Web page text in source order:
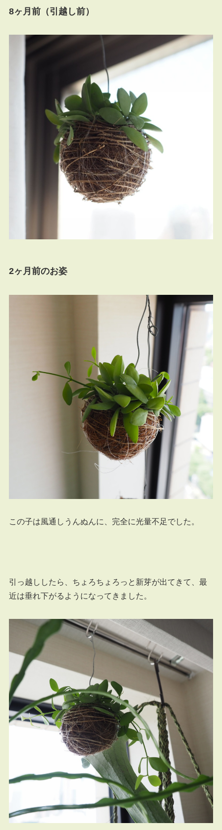
8ヶ月前（引越し前）
2ヶ月前のお姿
この子は風通しうんぬんに、完全に光量不足でした。
引っ越ししたら、ちょろちょろっと新芽が出てきて、最
近は垂れ下がるようになってきました。